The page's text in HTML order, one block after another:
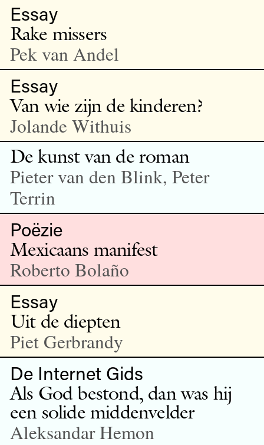
Essay
Rake missers
Pek van Andel
Essay
Van wie zijn de kinderen?
Jolande Withuis
De kunst van de roman
Pieter van den Blink, Peter
Terrin
Poëzie
Mexicaans manifest
Roberto Bolaño
Essay
Uit de diepten
Piet Gerbrandy
De Internet Gids
Als God bestond, dan was hij
een solide middenvelder
Aleksandar Hemon